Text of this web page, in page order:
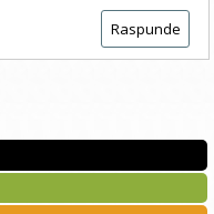
Raspunde